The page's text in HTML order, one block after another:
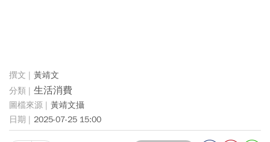
黃靖文
生活消費
黃靖文攝
2025-07-25 15:00